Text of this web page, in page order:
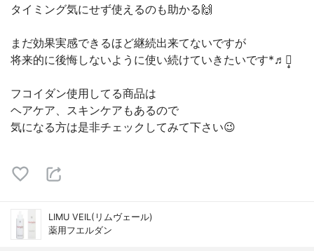
タイミング気にせず使えるのも助かる🙌
まだ効果実感できるほど継続出来てないですが
将来的に後悔しないように使い続けていきたいです*♬೨̣̥
フコイダン使用してる商品は
ヘアケア、スキンケアもあるので
気になる方は是非チェックしてみて下さい😉
LIMU VEIL(リムヴェール)
薬用フエルダン